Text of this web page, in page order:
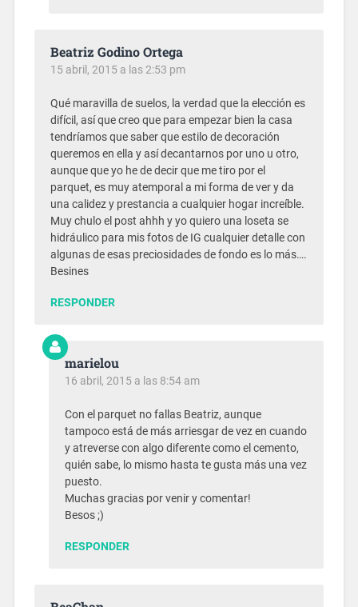
Beatriz Godino Ortega
15 abril, 2015 a las 2:53 pm
Qué maravilla de suelos, la verdad que la elección es
difícil, así que creo que para empezar bien la casa
tendríamos que saber que estilo de decoración
queremos en ella y así decantarnos por uno u otro,
aunque que yo he de decir que me tiro por el
parquet, es muy atemporal a mi forma de ver y da
una calidez y prestancia a cualquier hogar increíble.
Muy chulo el post ahhh y yo quiero una loseta se
hidráulico para mis fotos de IG cualquier detalle con
algunas de esas preciosidades de fondo es lo más….
Besines
RESPONDER
marielou
16 abril, 2015 a las 8:54 am
Con el parquet no fallas Beatriz, aunque
tampoco está de más arriesgar de vez en cuando
y atreverse con algo diferente como el cemento,
quién sabe, lo mismo hasta te gusta más una vez
puesto.
Muchas gracias por venir y comentar!
Besos ;)
RESPONDER